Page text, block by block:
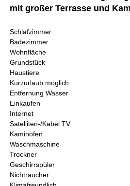
mit großer Terrasse und
Schlafzimmer
Badezimmer
Wohnfläche
Grundstück
Haustiere
Kurzurlaub möglich
Entfernung Wasser
Einkaufen
Internet
Satelliten-/Kabel TV
Kaminofen
Waschmaschine
Trockner
Geschirrspüler
Nichtraucher